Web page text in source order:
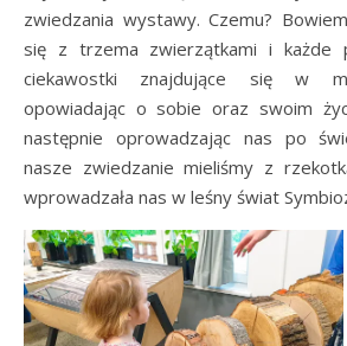
zwiedzania wystawy. Czemu?
się z trzema zwierzątkami i każde
ciekawostki znajdujące się w
opowiadając o sobie oraz swoim
następnie oprowadzając nas po
nasze zwiedzanie mieliśmy z
wprowadzała nas w leśny świat